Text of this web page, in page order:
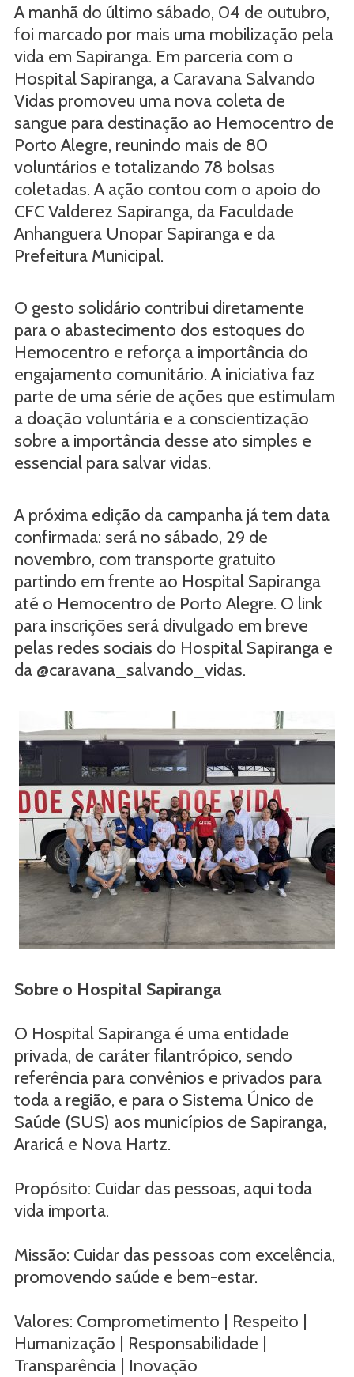
A manhã do último sábado, 04 de outubro,
foi marcado por mais uma mobilização pela
vida em Sapiranga. Em parceria com o
Hospital Sapiranga, a Caravana Salvando
Vidas promoveu uma nova coleta de
sangue para destinação ao Hemocentro de
Porto Alegre, reunindo mais de 80
voluntários e totalizando 78 bolsas
coletadas. A ação contou com o apoio do
CFC Valderez Sapiranga, da Faculdade
Anhanguera Unopar Sapiranga e da
Prefeitura Municipal.
O gesto solidário contribui diretamente
para o abastecimento dos estoques do
Hemocentro e reforça a importância do
engajamento comunitário. A iniciativa faz
parte de uma série de ações que estimulam
a doação voluntária e a conscientização
sobre a importância desse ato simples e
essencial para salvar vidas.
A próxima edição da campanha já tem data
confirmada: será no sábado, 29 de
novembro, com transporte gratuito
partindo em frente ao Hospital Sapiranga
até o Hemocentro de Porto Alegre. O link
para inscrições será divulgado em breve
pelas redes sociais do Hospital Sapiranga e
da @caravana_salvando_vidas.
Sobre o Hospital Sapiranga
O Hospital Sapiranga é uma entidade
privada, de caráter filantrópico, sendo
referência para convênios e privados para
toda a região, e para o Sistema Único de
Saúde (SUS) aos municípios de Sapiranga,
Araricá e Nova Hartz.
Propósito: Cuidar das pessoas, aqui toda
vida importa.
Missão: Cuidar das pessoas com excelência,
promovendo saúde e bem-estar.
Valores: Comprometimento | Respeito |
Humanização | Responsabilidade |
Transparência | Inovação